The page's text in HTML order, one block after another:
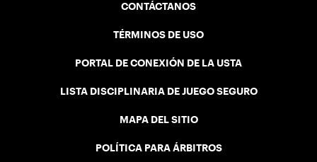
CONTÁCTANOS
TÉRMINOS DE USO
PORTAL DE CONEXIÓN DE LA USTA
LISTA DISCIPLINARIA DE JUEGO SEGURO
MAPA DEL SITIO
POLÍTICA PARA ÁRBITROS